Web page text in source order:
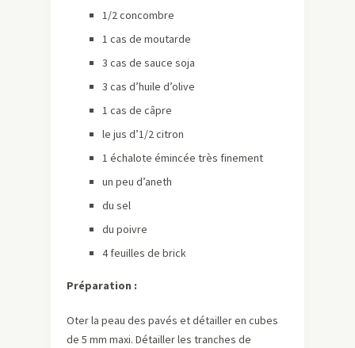
1/2 concombre
1 cas de moutarde
3 cas de sauce soja
3 cas d’huile d’olive
1 cas de câpre
le jus d’1/2 citron
1 échalote émincée très finement
un peu d’aneth
du sel
du poivre
4 feuilles de brick
Préparation :
Oter la peau des pavés et détailler en cubes
de 5 mm maxi. Détailler les tranches de